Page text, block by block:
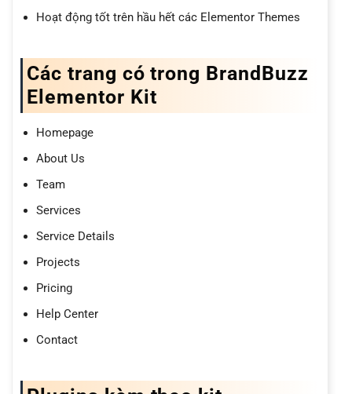
Hoạt động tốt trên hầu hết các Elementor Themes
Các trang có trong BrandBuzz
Elementor Kit
Homepage
About Us
Team
Services
Service Details
Projects
Pricing
Help Center
Contact